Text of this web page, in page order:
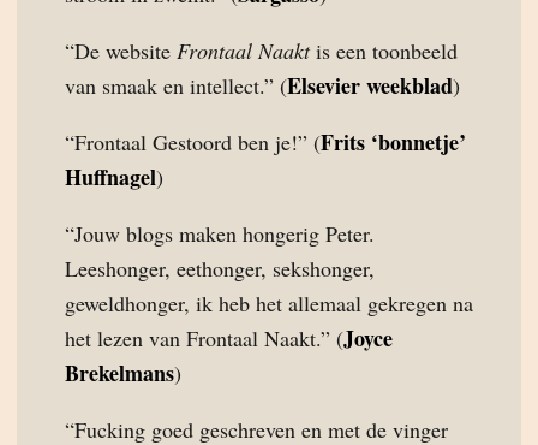
“De website Frontaal Naaktis een toonbeeld
van smaak en intellect.” (Elsevier weekblad)
“Frontaal Gestoord ben je!” (Frits ‘bonnetje’
Huffnagel)
“Jouw blogs maken hongerig Peter.
Leeshonger, eethonger, sekshonger,
geweldhonger, ik heb het allemaal gekregen na
het lezen van Frontaal Naakt.” (Joyce
Brekelmans)
“Fucking goed geschreven en met de vinger